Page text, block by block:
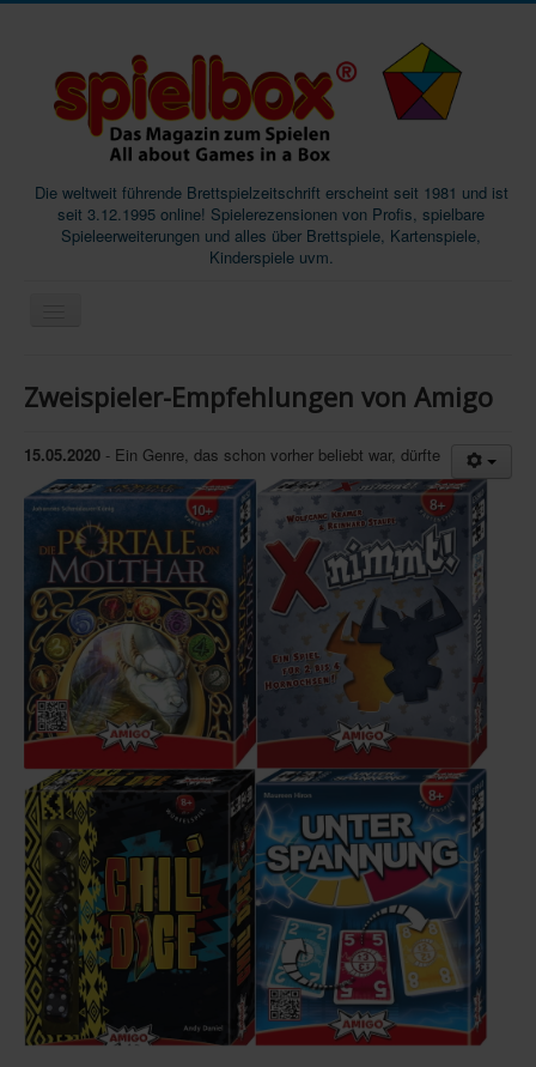
Die weltweit führende Brettspielzeitschrift erscheint seit 1981 und ist
seit 3.12.1995 online! Spielerezensionen von Profis, spielbare
Spieleerweiterungen und alles über Brettspiele, Kartenspiele,
Kinderspiele uvm.
Magazine
Abos/Subscriptions
Podcast
SpieleMag
Infos
Shop
Download spielbox Special 2025
Newsletter
Spieledatenbank
Premium login
Neuheiten-New Games
Köpfe-Heads
Preise-Awards
Branchen-/Wirtschaftsnews
Interviews
Crowdfunding
Zweispieler-Empfehlungen von Amigo
15.05.2020 - Ein Genre, das schon vorher beliebt war, dürfte